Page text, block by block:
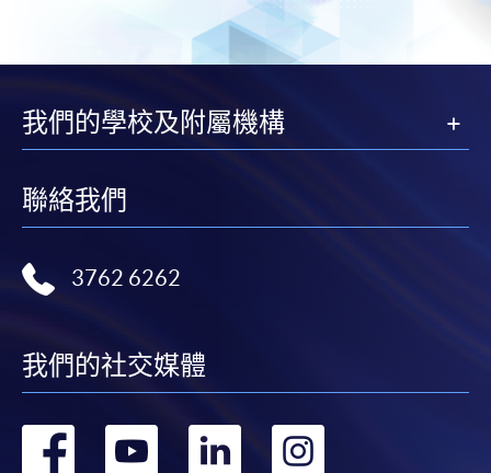
我們的學校及附屬機構
聯絡我們
3762 6262
我們的社交媒體
轉
轉
轉